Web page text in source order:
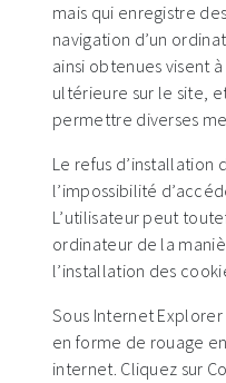
mais qui enregistre
navigation d’un
ainsi obtenues visent
ultérieure sur le site,
permettre diverses
Le refus d’installation
l’impossibilité
L’utilisateur peut
ordinateur de la
l’installation des
Sous Internet
en forme de rouage
internet. Cliquez sur